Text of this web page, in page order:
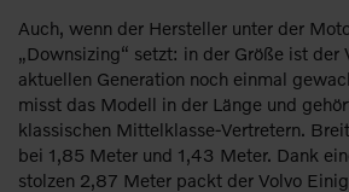
Auch, wenn der Hersteller unter der
„Downsizing“ setzt: in der Größe ist
aktuellen Generation noch einmal
misst das Modell in der Länge und
klassischen Mittelklasse-Vertretern.
bei 1,85 Meter und 1,43 Meter. Dank
stolzen 2,87 Meter packt der Volvo